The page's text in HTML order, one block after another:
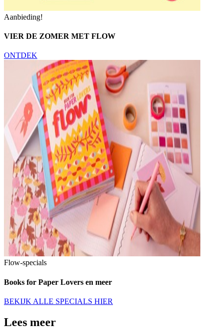
Aanbieding!
VIER DE ZOMER MET FLOW
ONTDEK
Flow-specials
Books for Paper Lovers en meer
BEKIJK ALLE SPECIALS HIER
Lees meer